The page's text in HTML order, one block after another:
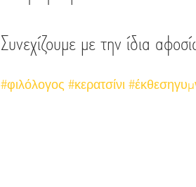
Συνεχίζουμε με την ίδια
#φιλόλογος #κερατσίνι